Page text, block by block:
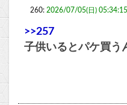
260: 2026/07/05(日)
>>257
子供いるとパケ買う